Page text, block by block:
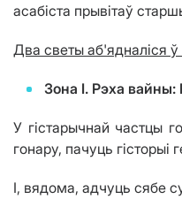
асабіста прывітаў
Два светы аб'ядналіся ў
Зона I. Рэха вайны:
У гістарычнай частцы
гонару, пачуць гісторыі
І, вядома, адчуць сябе